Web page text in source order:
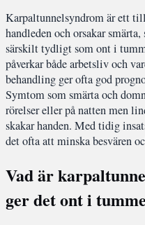
Karpaltunnelsyndrom är ett
handleden och orsakar
särskilt tydligt som ont i
påverkar både arbetsliv och
behandling ger ofta god
Symtom som smärta och
rörelser eller på natten men
skakar handen. Med tidig
det ofta att minska besvären
Vad är
ger det ont i